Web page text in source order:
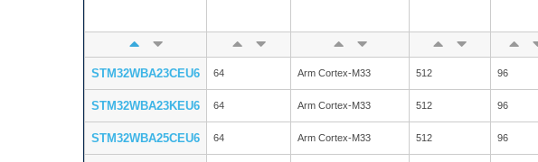
STM32WBA23CEU6 64 Arm Cortex-M33 512 96
STM32WBA23KEU6 64 Arm Cortex-M33 512 96
STM32WBA25CEU6 64 Arm Cortex-M33 512 96